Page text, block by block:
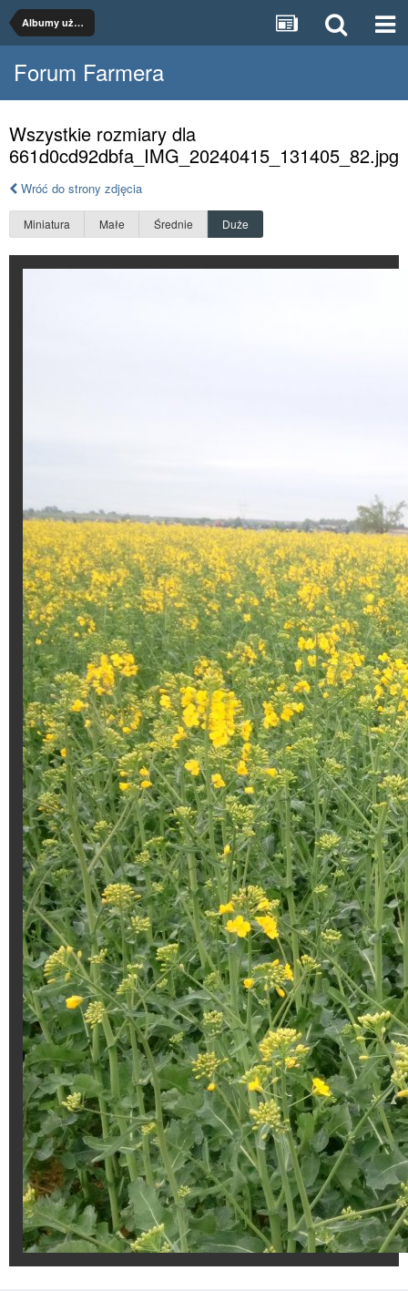
Albumy użytkowników
Forum Farmera
Wszystkie rozmiary dla
661d0cd92dbfa_IMG_20240415_131405_82.jpg
Wróć do strony zdjęcia
Miniatura Małe Średnie Duże